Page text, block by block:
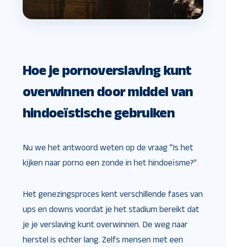
Hoe je pornoverslaving kunt
overwinnen door middel van
hindoeïstische gebruiken
Nu we het antwoord weten op de vraag “Is het
kijken naar porno een zonde in het hindoeïsme?”
Het genezingsproces kent verschillende fases van
ups en downs voordat je het stadium bereikt dat
je je verslaving kunt overwinnen. De weg naar
herstel is echter lang. Zelfs mensen met een